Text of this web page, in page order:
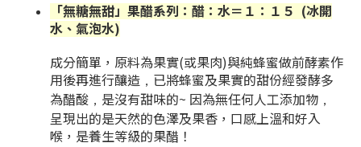
「無糖無甜」果醋系列：醋：水＝１：１５ (冰開
水、氣泡水)
成分簡單，原料為果實(或果肉)與純蜂蜜做前酵素作
用後再進行釀造 ， 已將蜂蜜及果實的甜份經發酵多
為醋酸 ， 是沒有甜味的~ 因為無任何人工添加物 ，
呈現出的是天然的色澤及果香，口感上溫和好入
喉，是養生等級的果醋！